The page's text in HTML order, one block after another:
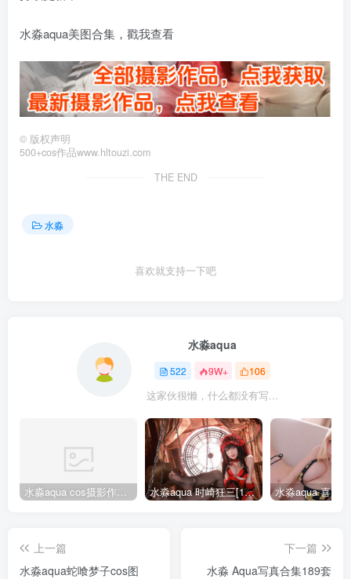
水淼aqua美图合集，戳我查看
© 版权声明
500+cos作品www.hltouzi.com
THE END
水淼
喜欢就支持一下吧
水淼aqua
522 9W+ 106
这家伙很懒，什么都没有写...
水淼aqua cos摄影作品合集155套 水淼aqua 时崎狂三[109P-128MB]
上一篇
水淼aqua蛇喰梦子cos图
下一篇
水淼 Aqua写真合集189套